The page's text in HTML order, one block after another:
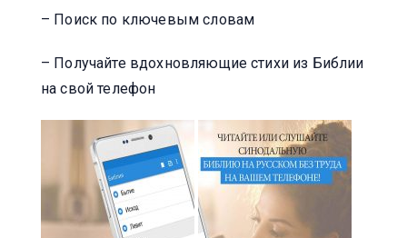
– Поиск по ключевым словам
– Получайте вдохновляющие стихи из Библии
на свой телефон